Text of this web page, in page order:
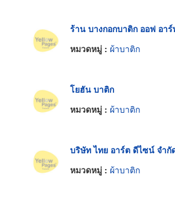
ร้าน บางกอกบาติก ออฟ อาร์
หมวดหมู่ : ผ้าบาติก
โยฮัน บาติก
หมวดหมู่ : ผ้าบาติก
บริษัท ไทย อาร์ต ดีไซน์ จำกั
หมวดหมู่ : ผ้าบาติก